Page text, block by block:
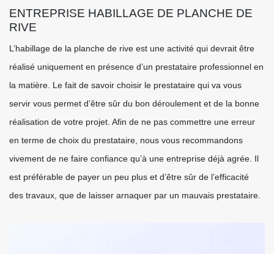
ENTREPRISE HABILLAGE DE PLANCHE DE
RIVE
L’habillage de la planche de rive est une activité qui devrait être
réalisé uniquement en présence d’un prestataire professionnel en
la matière. Le fait de savoir choisir le prestataire qui va vous
servir vous permet d’être sûr du bon déroulement et de la bonne
réalisation de votre projet. Afin de ne pas commettre une erreur
en terme de choix du prestataire, nous vous recommandons
vivement de ne faire confiance qu’à une entreprise déjà agrée. Il
est préférable de payer un peu plus et d’être sûr de l’efficacité
des travaux, que de laisser arnaquer par un mauvais prestataire.